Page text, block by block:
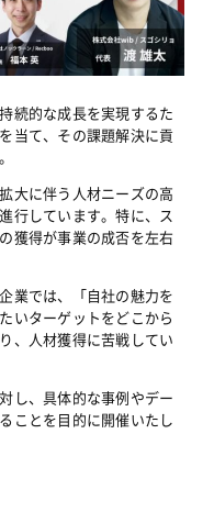
続的な成長を実現するた
当て、その課題解決に貢
大に伴う人材ニーズの高
行しています。特に、ス
獲得が事業の成否を左右
業では、「自社の魅力を
いターゲットをどこから
、人材獲得に苦戦してい
し、具体的な事例やデー
ことを目的に開催いたし